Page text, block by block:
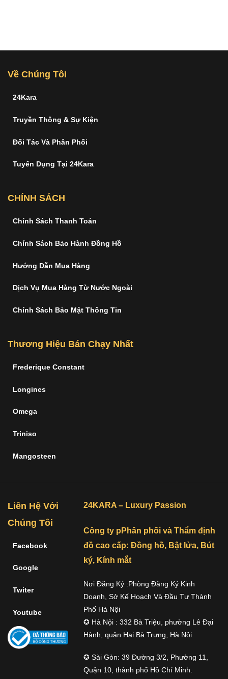
Về Chúng Tôi
24Kara
Truyền Thông & Sự Kiện
Đối Tác Và Phân Phối
Tuyển Dụng Tại 24Kara
CHÍNH SÁCH
Chính Sách Thanh Toán
Chính Sách Bảo Hành Đồng Hồ
Hướng Dẫn Mua Hàng
Dịch Vụ Mua Hàng Từ Nước Ngoài
Chính Sách Bảo Mật Thông Tin
Thương Hiệu Bán Chạy Nhất
Frederique Constant
Longines
Omega
Triniso
Mangosteen
Liên Hệ Với
Chúng Tôi
Facebook
Google
Twiter
Youtube
24KARA – Luxury Passion
Công ty pPhân phối và Thẩm định
đồ cao cấp: Đồng hồ, Bật lửa, Bút
ký, Kính mắt
Nơi Đăng Ký :Phòng Đăng Ký Kinh
Doanh, Sở Kế Hoạch Và Đầu Tư Thành
Phố Hà Nội
✪ Hà Nội : 332 Bà Triệu, phường Lê Đại
Hành, quận Hai Bà Trưng, Hà Nội
✪ Sài Gòn: 39 Đường 3/2, Phường 11,
Quận 10, thành phố Hồ Chí Minh.